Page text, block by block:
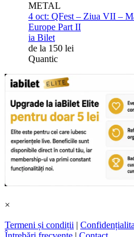
METAL
4 oct: QFest – Ziua VII –
Europe Part II
ia Bilet
de la 150 lei
Quantic
×
Termeni și condiții |